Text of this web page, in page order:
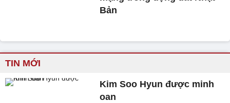
Bản
TIN MỚI
Kim Soo Hyun được minh
oan